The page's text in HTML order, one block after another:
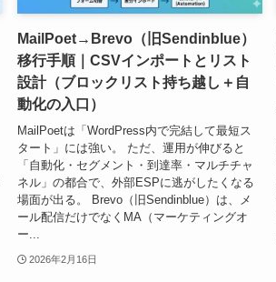
MailPoet→Brevo（旧Sendinblue）
移行手順｜CSVインポートとリスト
設計（ブロックリスト持ち越し＋自
動化の入口）
MailPoetは「WordPress内で完結して最短ス
タート」には強い。 ただ、運用が伸びると
「自動化・セグメント・到達率・マルチチャ
ネル」の都合で、外部ESPに逃がしたくなる
場面が出る。 Brevo（旧Sendinblue）は、メ
ール配信だけでなくMA（マーケティングオ
ー...
2026年2月16日